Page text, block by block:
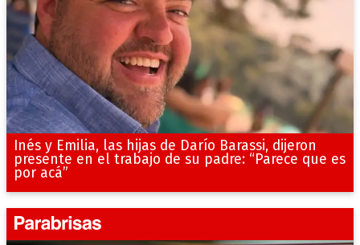
Inés y Emilia, las hijas de Darío Barassi, dijeron
presente en el trabajo de su padre: “Parece que es
por acá”